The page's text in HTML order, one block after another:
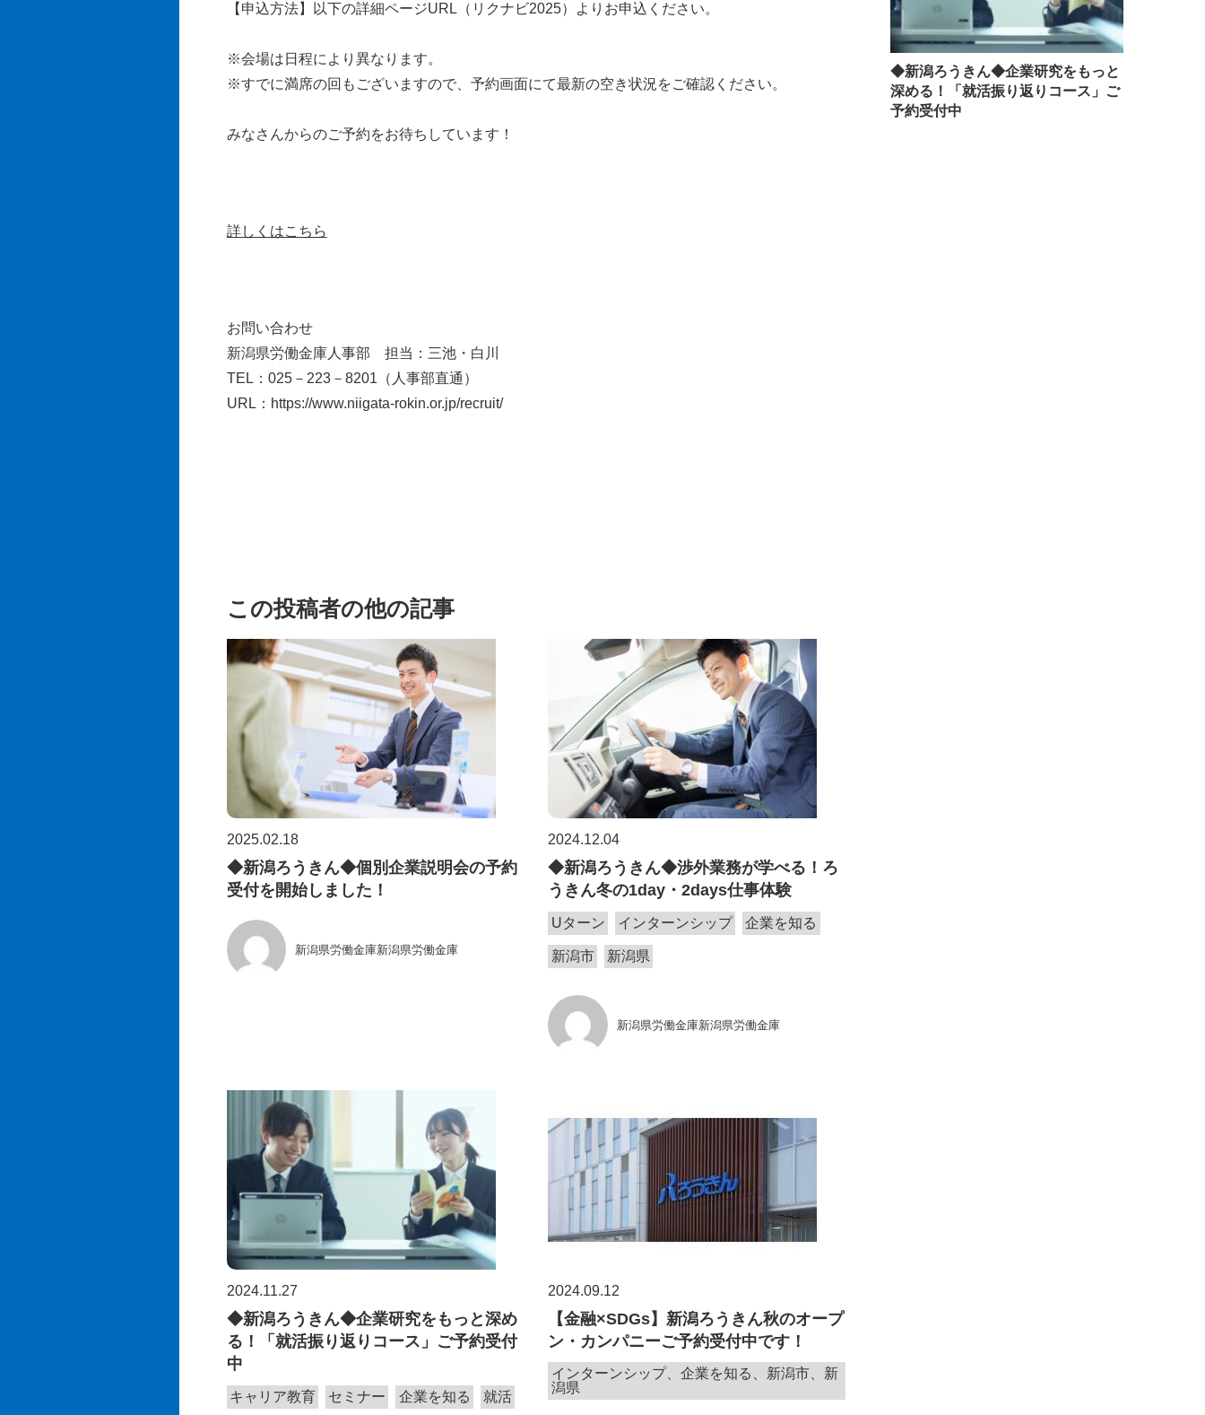
【申込方法】以下の詳細ページURL（リクナビ2025）よりお申込ください。
※会場は日程により異なります。
※すでに満席の回もございますので、予約画面にて最新の空き状況をご確認ください。
みなさんからのご予約をお待ちしています！
詳しくはこちら
お問い合わせ
新潟県労働金庫人事部 担当：三池・白川
TEL：025－223－8201（人事部直通）
URL：https://www.niigata-rokin.or.jp/recruit/
この投稿者の他の記事
2025.02.18
◆新潟ろうきん◆個別企業説明会の予約
受付を開始しました！
新潟県労働金庫新潟県労働金庫
2024.12.04
◆新潟ろうきん◆渉外業務が学べる！ろ
うきん冬の1day・2days仕事体験
Uターン インターンシップ 企業を知る
新潟市 新潟県
新潟県労働金庫新潟県労働金庫
2024.11.27
◆新潟ろうきん◆企業研究をもっと深め
る！「就活振り返りコース」ご予約受付
中
キャリア教育 セミナー 企業を知る 就活
2024.09.12
【金融×SDGs】新潟ろうきん秋のオープ
ン・カンパニーご予約受付中です！
インターンシップ、企業を知る、新潟市、新
潟県
◆新潟ろうきん◆企業研究をもっと
深める！「就活振り返りコース」ご
予約受付中